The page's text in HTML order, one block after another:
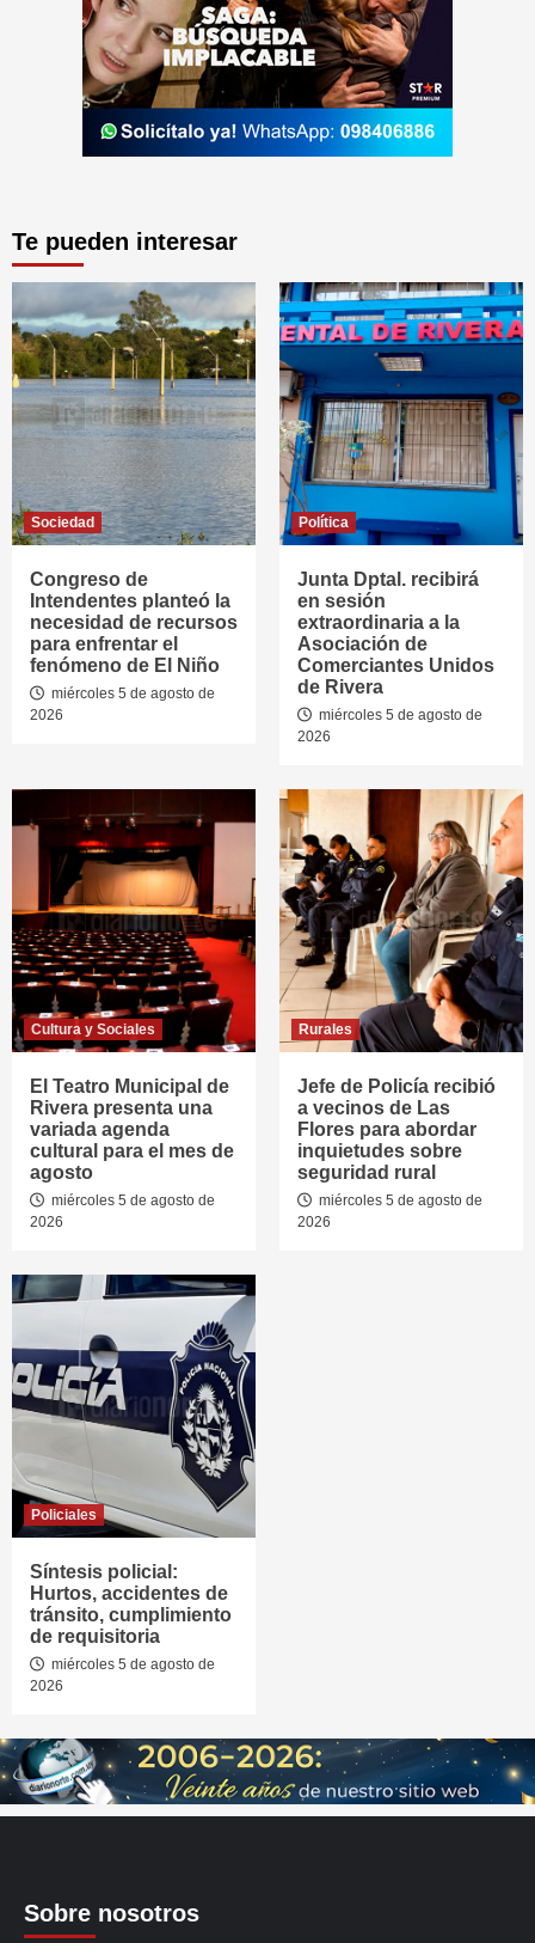
Te pueden interesar
Sociedad
Congreso de
Intendentes planteó la
necesidad de recursos
para enfrentar el
fenómeno de El Niño
miércoles 5 de agosto de
2026
Política
Junta Dptal. recibirá
en sesión
extraordinaria a la
Asociación de
Comerciantes Unidos
de Rivera
miércoles 5 de agosto de
2026
Cultura y Sociales
El Teatro Municipal de
Rivera presenta una
variada agenda
cultural para el mes de
agosto
miércoles 5 de agosto de
2026
Rurales
Jefe de Policía recibió
a vecinos de Las
Flores para abordar
inquietudes sobre
seguridad rural
miércoles 5 de agosto de
2026
Policiales
Síntesis policial:
Hurtos, accidentes de
tránsito, cumplimiento
de requisitoria
miércoles 5 de agosto de
2026
Sobre nosotros